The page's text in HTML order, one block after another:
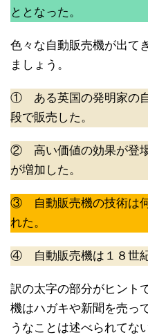
ととなった。
色々な自動販売機が出て
ましょう。
① ある英国の発明家の
段で販売した。
② 高い価値の効果が登
が増加した。
③ 自動販売機の技術は
れた。
④ 自動販売機は１８世紀
訳の太字の部分がヒント
機はハガキや新聞を売っ
うなことは述べられてな